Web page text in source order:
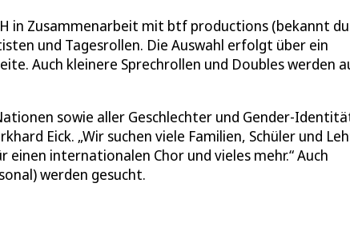
in Zusammenarbeit mit btf productions (bekannt
und Tagesrollen. Die Auswahl erfolgt über ein
Auch kleinere Sprechrollen und Doubles werden
sowie aller Geschlechter und Gender-
Eick. „Wir suchen viele Familien, Schüler und
internationalen Chor und vieles mehr.“ Auch
werden gesucht.